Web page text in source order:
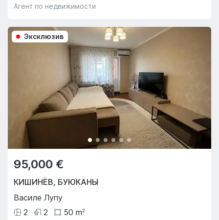
Агент по недвижимости
Эксклюзив
95,000 €
КИШИНЁВ, БУЮКАНЫ
Василе Лупу
2
2 50 m2